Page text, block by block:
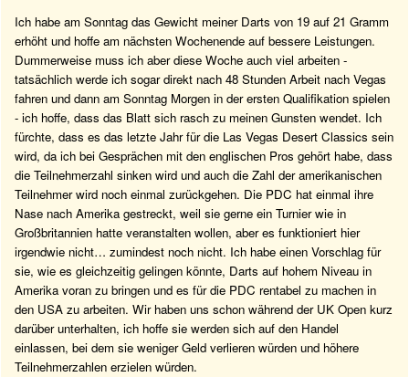
Ich habe am Sonntag das Gewicht meiner Darts von 19 auf 21 Gramm
erhöht und hoffe am nächsten Wochenende auf bessere Leistungen.
Dummerweise muss ich aber diese Woche auch viel arbeiten -
tatsächlich werde ich sogar direkt nach 48 Stunden Arbeit nach Vegas
fahren und dann am Sonntag Morgen in der ersten Qualifikation spielen
- ich hoffe, dass das Blatt sich rasch zu meinen Gunsten wendet. Ich
fürchte, dass es das letzte Jahr für die Las Vegas Desert Classics sein
wird, da ich bei Gesprächen mit den englischen Pros gehört habe, dass
die Teilnehmerzahl sinken wird und auch die Zahl der amerikanischen
Teilnehmer wird noch einmal zurückgehen. Die PDC hat einmal ihre
Nase nach Amerika gestreckt, weil sie gerne ein Turnier wie in
Großbritannien hatte veranstalten wollen, aber es funktioniert hier
irgendwie nicht… zumindest noch nicht. Ich habe einen Vorschlag für
sie, wie es gleichzeitig gelingen könnte, Darts auf hohem Niveau in
Amerika voran zu bringen und es für die PDC rentabel zu machen in
den USA zu arbeiten. Wir haben uns schon während der UK Open kurz
darüber unterhalten, ich hoffe sie werden sich auf den Handel
einlassen, bei dem sie weniger Geld verlieren würden und höhere
Teilnehmerzahlen erzielen würden.